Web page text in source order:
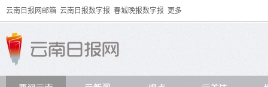
云南日报网邮箱 云南日报数字报 春城晚报数字报 更多